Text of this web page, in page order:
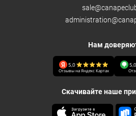
Нам
5,0
Отзывы на Яндекс Картах
5,0
Скачивайте наше